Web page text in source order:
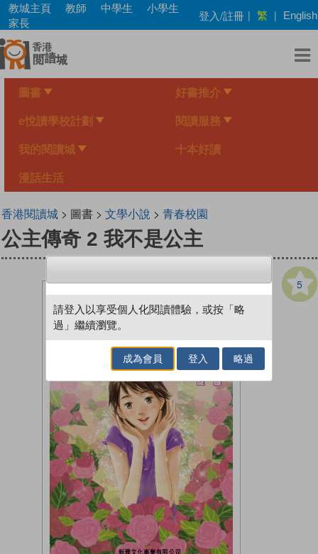
Skip
main
content
教城主頁 教師 中學生
小學生
家長
登入/註冊 | 繁 | English
圖書 好書推介
e悅讀學校計劃 閱讀服務
我的閱讀城 十本好讀
漫話生活
香港閱讀城> 圖書 > 文學小說 > 青春校園
公主傳奇 2 我不是公主
5
請登入以享受個人化閱讀體驗，或按「略
過」繼續瀏覽。
成為會員 登入 略過